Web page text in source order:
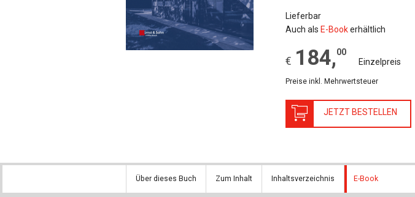
Bautechnikgeschichte
Betonbau
E&S Zeitlos
Lieferbar
Auch als E-Bookerhältlich
€ 184,00
Einzelpreis
Preise inkl. Mehrwertsteuer
JETZT BESTELLEN
Über dieses Buch Zum Inhalt Inhaltsverzeichnis E-Book